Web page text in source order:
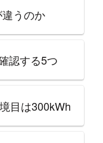
うのか
認する5つ
目は300kWh